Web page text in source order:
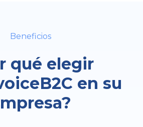
Beneficios
qué elegir
en su